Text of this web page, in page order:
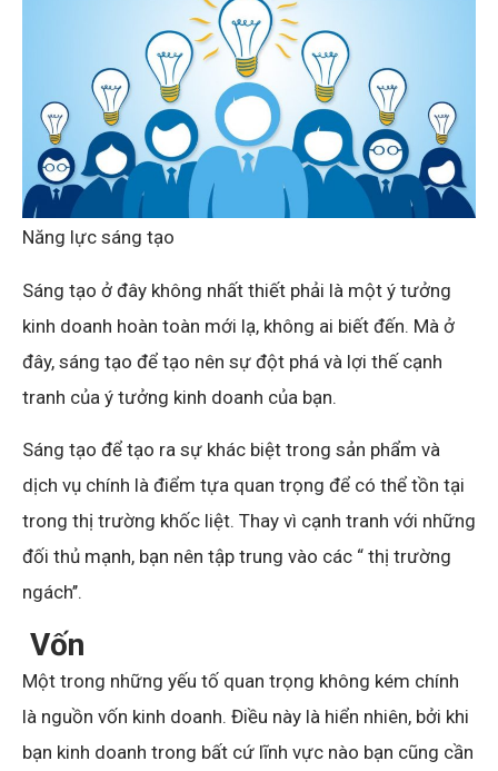
Năng lực sáng tạo
Sáng tạo ở đây không nhất thiết phải là một ý tưởng
kinh doanh hoàn toàn mới lạ, không ai biết đến. Mà ở
đây, sáng tạo để tạo nên sự đột phá và lợi thế cạnh
tranh của ý tưởng kinh doanh của bạn.
Sáng tạo để tạo ra sự khác biệt trong sản phẩm và
dịch vụ chính là điểm tựa quan trọng để có thể tồn tại
trong thị trường khốc liệt. Thay vì cạnh tranh với những
đối thủ mạnh, bạn nên tập trung vào các “ thị trường
ngách’’.
Vốn
Một trong những yếu tố quan trọng không kém chính
là nguồn vốn kinh doanh. Điều này là hiển nhiên, bởi khi
bạn kinh doanh trong bất cứ lĩnh vực nào bạn cũng cần